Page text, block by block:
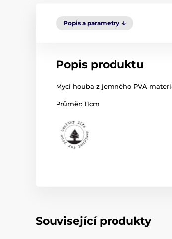
Popis a parametry
Popis produktu
Mycí houba z jemného PVA
Průměr: 11cm
Související produkty